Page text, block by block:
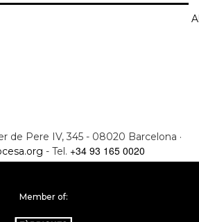
de Pere IV, 345 - 08020 Barcelona ·
- Tel. +34 93 165 0020
Member of: